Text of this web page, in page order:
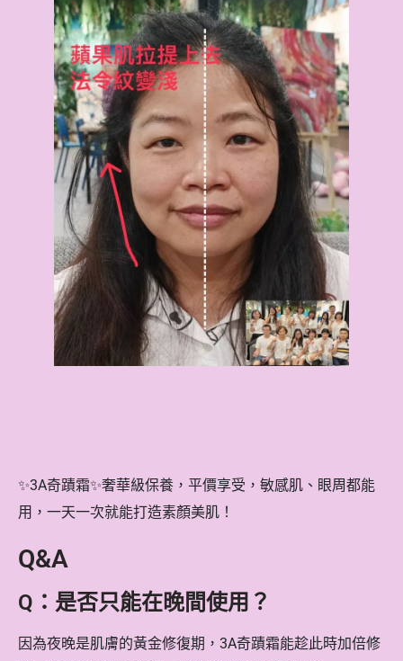
✨3A奇蹟霜✨奢華級保養，平價享受，敏感肌、眼周都能
用，一天一次就能打造素顏美肌！
Q&A
Q：是否只能在晚間使用？
因為夜晚是肌膚的黃金修復期，3A奇蹟霜能趁此時加倍修